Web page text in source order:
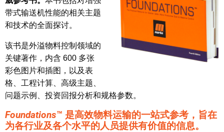
带式输送机性能的相关主题
和技术的全面探讨。
该书是外溢物料控制领域的
关键著作，内含 600 多张
彩色图片和插图，以及表
格、工程计算、高级主题、
问题示例、投资回报分析和规格参数。
Foundations™ 是高效物料运输的一站式参考，旨在
为各行业及各个水平的人员提供有价值的信息。